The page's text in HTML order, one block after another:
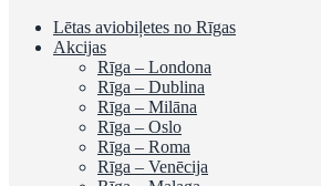
Lētas aviobiļetes no Rīgas
Akcijas
Rīga – Londona
Rīga – Dublina
Rīga – Milāna
Rīga – Oslo
Rīga – Roma
Rīga – Venēcija